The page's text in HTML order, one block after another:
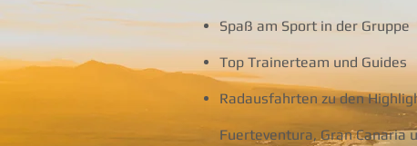
Spaß am Sport in der Gruppe
Top Trainerteam und Guides
Radausfahrten zu den
Fuerteventura, Gran Canaria